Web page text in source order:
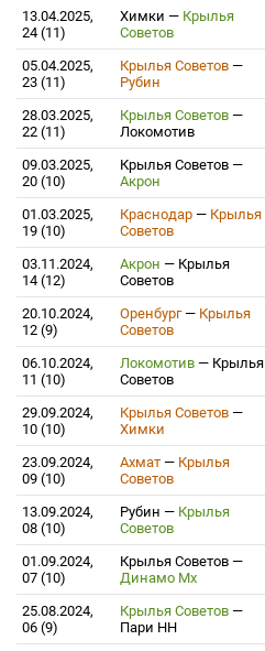
13.04.2025,
24 (11)
Химки — Крылья
Советов
05.04.2025,
23 (11)
Крылья Советов —
Рубин
28.03.2025,
22 (11)
Крылья Советов —
Локомотив
09.03.2025,
20 (10)
Крылья Советов —
Акрон
01.03.2025,
19 (10)
Краснодар — Крылья
Советов
03.11.2024,
14 (12)
Акрон — Крылья
Советов
20.10.2024,
12 (9)
Оренбург — Крылья
Советов
06.10.2024,
11 (10)
Локомотив — Крылья
Советов
29.09.2024,
10 (10)
Крылья Советов —
Химки
23.09.2024,
09 (10)
Ахмат — Крылья
Советов
13.09.2024,
08 (10)
Рубин — Крылья
Советов
01.09.2024,
07 (10)
Крылья Советов —
Динамо Мх
25.08.2024,
06 (9)
Крылья Советов —
Пари НН